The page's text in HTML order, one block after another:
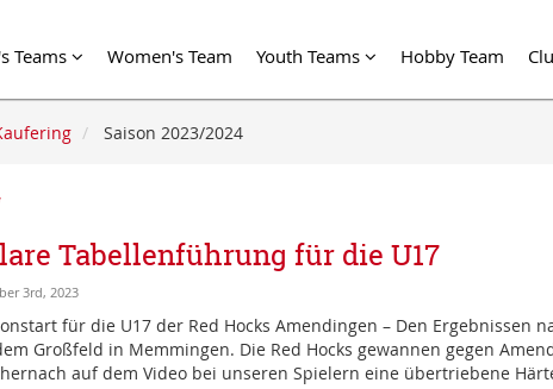
Teams Women's Team Youth Teams Hobby Team
Saison 2023/2024
Tabellenführung für die U17
3rd, 2023
für die U17 der Red Hocks Amendingen – Den
Großfeld in Memmingen. Die Red Hocks gewannen gegen
auf dem Video bei unseren Spielern eine übertriebene